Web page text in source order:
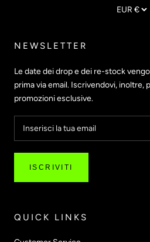
NEWSLETTER
Le date dei drop e dei re-stock
prima via email. Iscrivendovi,
promozioni esclusive.
ISCRIVITI
QUICK LINKS